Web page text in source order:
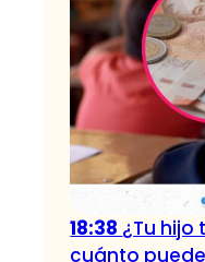
18:38 ¿Tu hijo
cuánto